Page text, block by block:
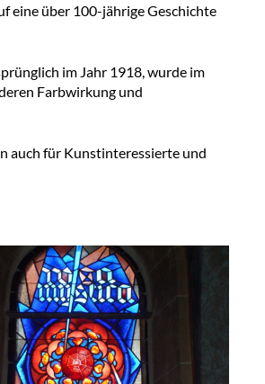
eine über 100-jährige Geschichte
im Jahr 1918, wurde im
Farbwirkung und
auch für Kunstinteressierte und